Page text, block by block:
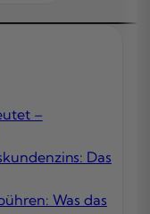
–
Das
Was das